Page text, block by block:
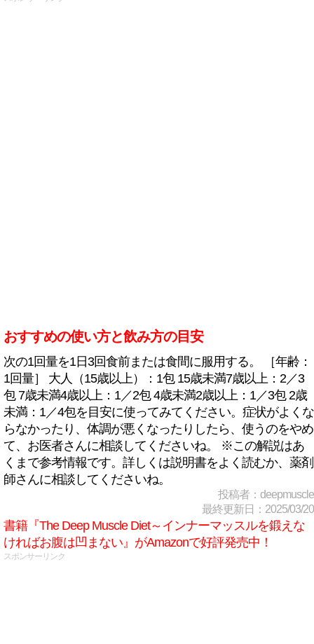
おすすめの使い方と飲み方の目安
次の1回量を1日3回食前または食間に服用する。 ［年齢：
1回量］ 大人（15歳以上）：1包 15歳未満7歳以上：2／3
包 7歳未満4歳以上：1／2包 4歳未満2歳以上：1／3包 2歳
未満：1／4包を目安に使ってみてください。症状がよくな
らなかったり、体調が悪くなったりしたら、使うのをやめ
て、お医者さんに相談してくださいね。 ※この解説はあ
くまで参考情報です。詳しくは説明書をよく読むか、薬剤
師さんに相談してくださいね。
投稿者：deepmuscle
最終更新日：2025/03/20
書籍『The Deep Muscle Diet～インナーマッスルを鍛えな
ければお腹は凹まない』がAmazonで好評発売中！
スポンサーリンク